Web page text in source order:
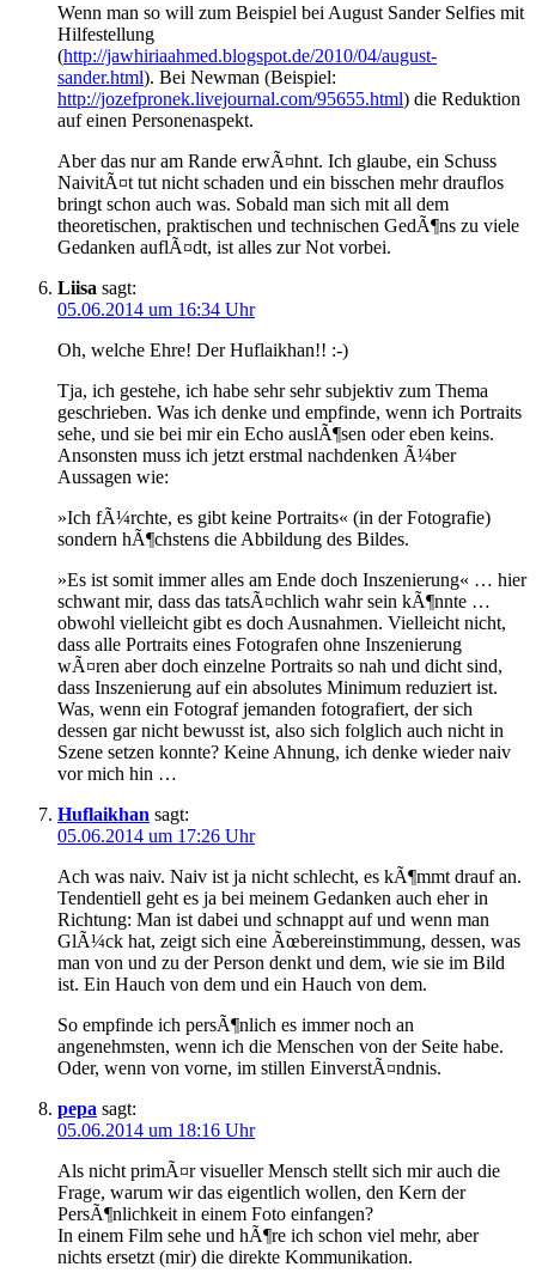
Wenn man so will zum Beispiel bei August Sander Selfies mit
Hilfestellung
(http://jawhiriaahmed.blogspot.de/2010/04/august-
sander.html). Bei Newman (Beispiel:
http://jozefpronek.livejournal.com/95655.html) die Reduktion
auf einen Personenaspekt.
Aber das nur am Rande erwÃ¤hnt. Ich glaube, ein Schuss
NaivitÃ¤t tut nicht schaden und ein bisschen mehr drauflos
bringt schon auch was. Sobald man sich mit all dem
theoretischen, praktischen und technischen GedÃ¶ns zu viele
Gedanken auflÃ¤dt, ist alles zur Not vorbei.
Liisa sagt:
05.06.2014 um 16:34 Uhr
Oh, welche Ehre! Der Huflaikhan!! :-)
Tja, ich gestehe, ich habe sehr sehr subjektiv zum Thema
geschrieben. Was ich denke und empfinde, wenn ich Portraits
sehe, und sie bei mir ein Echo auslÃ¶sen oder eben keins.
Ansonsten muss ich jetzt erstmal nachdenken Ã¼ber
Aussagen wie:
»Ich fÃ¼rchte, es gibt keine Portraits« (in der Fotografie)
sondern hÃ¶chstens die Abbildung des Bildes.
»Es ist somit immer alles am Ende doch Inszenierung« … hier
schwant mir, dass das tatsÃ¤chlich wahr sein kÃ¶nnte …
obwohl vielleicht gibt es doch Ausnahmen. Vielleicht nicht,
dass alle Portraits eines Fotografen ohne Inszenierung
wÃ¤ren aber doch einzelne Portraits so nah und dicht sind,
dass Inszenierung auf ein absolutes Minimum reduziert ist.
Was, wenn ein Fotograf jemanden fotografiert, der sich
dessen gar nicht bewusst ist, also sich folglich auch nicht in
Szene setzen konnte? Keine Ahnung, ich denke wieder naiv
vor mich hin …
Huflaikhan sagt:
05.06.2014 um 17:26 Uhr
Ach was naiv. Naiv ist ja nicht schlecht, es kÃ¶mmt drauf an.
Tendentiell geht es ja bei meinem Gedanken auch eher in
Richtung: Man ist dabei und schnappt auf und wenn man
GlÃ¼ck hat, zeigt sich eine Ãœbereinstimmung, dessen, was
man von und zu der Person denkt und dem, wie sie im Bild
ist. Ein Hauch von dem und ein Hauch von dem.
So empfinde ich persÃ¶nlich es immer noch an
angenehmsten, wenn ich die Menschen von der Seite habe.
Oder, wenn von vorne, im stillen EinverstÃ¤ndnis.
pepa sagt:
05.06.2014 um 18:16 Uhr
Als nicht primÃ¤r visueller Mensch stellt sich mir auch die
Frage, warum wir das eigentlich wollen, den Kern der
PersÃ¶nlichkeit in einem Foto einfangen?
In einem Film sehe und hÃ¶re ich schon viel mehr, aber
nichts ersetzt (mir) die direkte Kommunikation.